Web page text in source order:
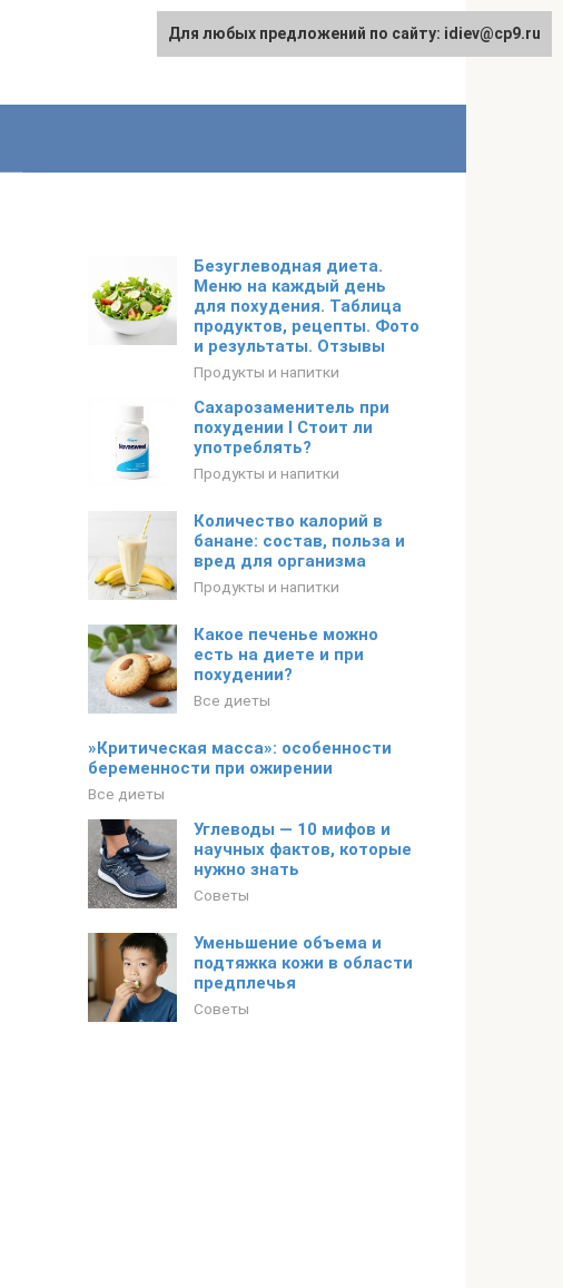
Безуглеводная диета.
Меню на каждый день
для похудения. Таблица
продуктов, рецепты. Фото
и результаты. Отзывы
Продукты и напитки
Сахарозаменитель при
похудении I Стоит ли
употреблять?
Продукты и напитки
Количество калорий в
банане: состав, польза и
вред для организма
Продукты и напитки
Какое печенье можно
есть на диете и при
похудении?
Все диеты
»Критическая масса»: особенности
беременности при ожирении
Все диеты
Углеводы — 10 мифов и
научных фактов, которые
нужно знать
Советы
Уменьшение объема и
подтяжка кожи в области
предплечья
Советы
Для любых предложений по сайту: idiev@cp9.ru